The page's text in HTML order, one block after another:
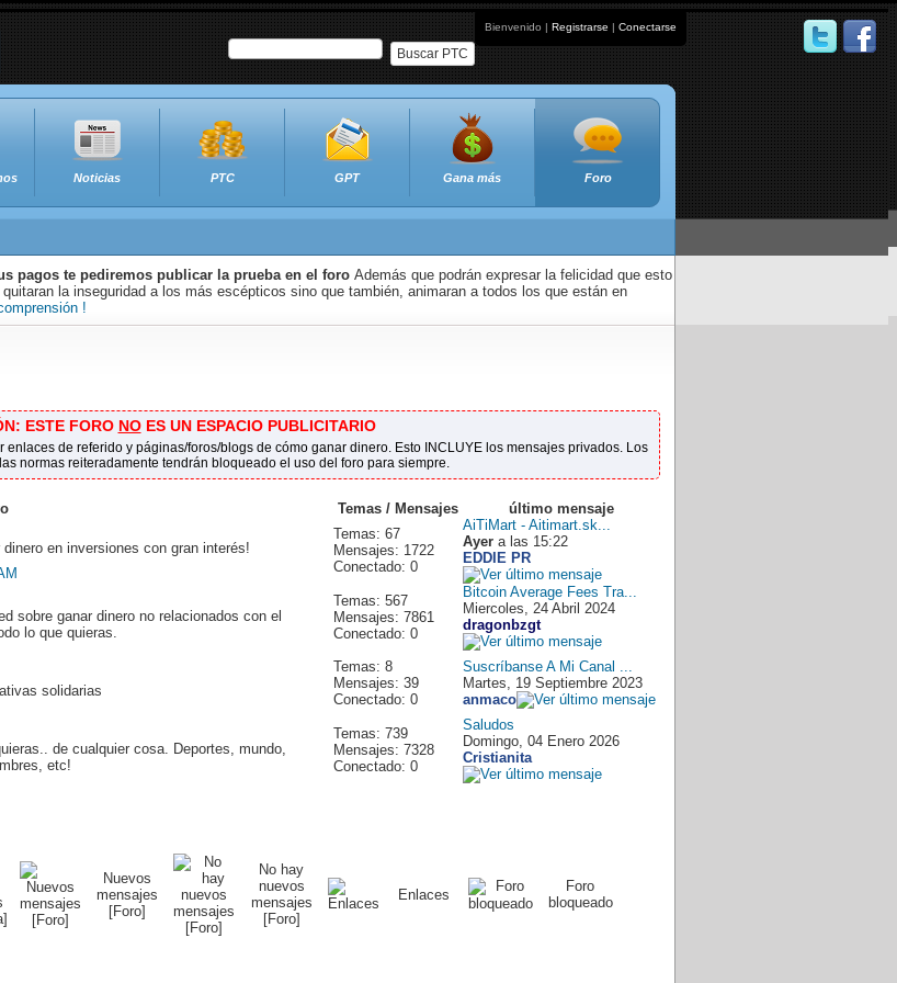
Bienvenido | Registrarse | Conectarse
Buscar PTC
Noticias PTC GPT Gana más Foro
pagos te pediremos publicar la prueba en el foro Además que podrán expresar la felicidad que esto
la inseguridad a los más escépticos sino que también, animaran a todos los que están en
!
ESTE FORO NOES UN ESPACIO PUBLICITARIO
de referido y páginas/foros/blogs de cómo ganar dinero. Esto INCLUYE los mensajes privados. Los
normas reiteradamente tendrán bloqueado el uso del foro para siempre.
Temas / Mensajes
último mensaje
en inversiones con gran interés!
Temas: 67
Mensajes: 1722
Conectado: 0
AiTiMart - Aitimart.sk...
Ayer a las 15:22
EDDIE PR
sobre ganar dinero no relacionados con el
lo que quieras.
Temas: 567
Mensajes: 7861
Conectado: 0
Bitcoin Average Fees Tra...
Miercoles, 24 Abril 2024
dragonbzgt
solidarias
Temas: 8
Mensajes: 39
Conectado: 0
Suscríbanse A Mi Canal ...
Martes, 19 Septiembre 2023
anmaco
de cualquier cosa. Deportes, mundo,
etc!
Temas: 739
Mensajes: 7328
Conectado: 0
Saludos
Domingo, 04 Enero 2026
Cristianita
Nuevos
mensajes
[Foro]
No hay
nuevos
mensajes
[Foro]
Enlaces
Foro
bloqueado